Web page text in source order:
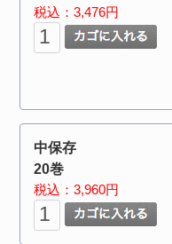
税込：3,476円
中保存
20巻
税込：3,960円